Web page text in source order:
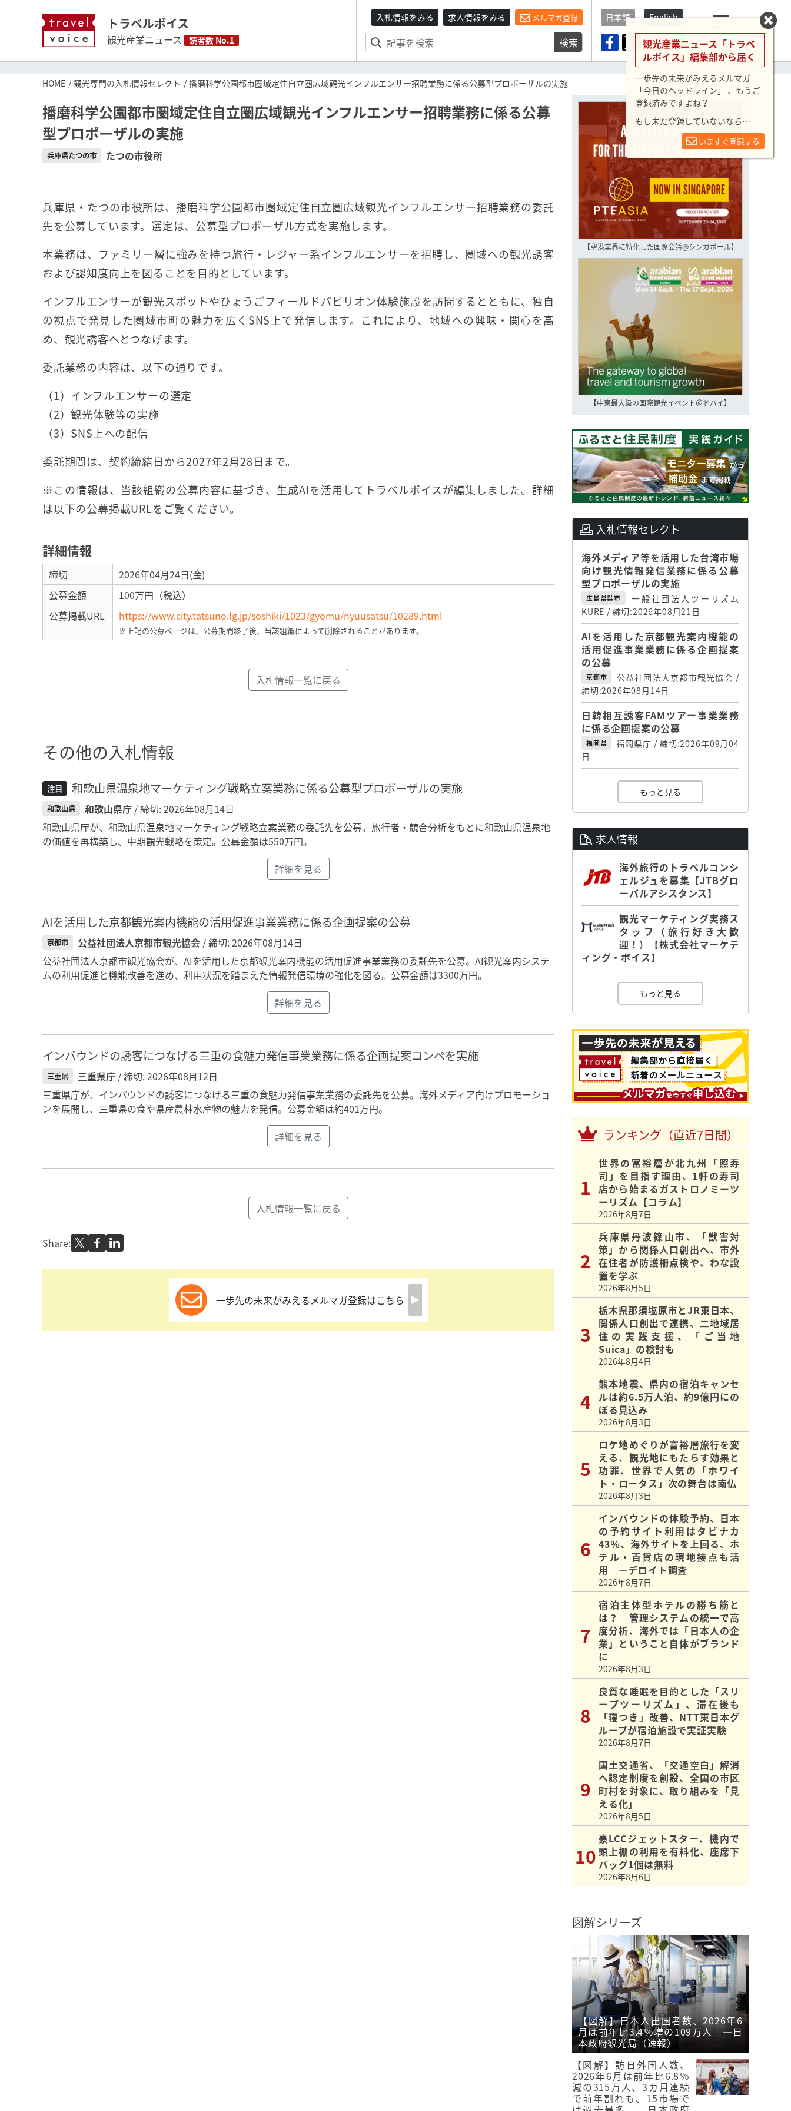
トラベルボイス
観光産業ニュース 読者数 No.1
入札情報をみる 求人情報をみる メルマガ登録
検索
日本語 English
メニュー
HOME 観光専門の入札情報セレクト 播磨科学公園都市圏域定住自立圏広域観光インフルエンサー招聘業務に係る公募型プロポーザルの実施
播磨科学公園都市圏域定住自立圏広域観光インフルエンサー招聘業務に係る公募
型プロポーザルの実施
兵庫県たつの市 たつの市役所
兵庫県・たつの市役所は、播磨科学公園都市圏域定住自立圏広域観光インフルエンサー招聘業務の委託
先を公募しています。選定は、公募型プロポーザル方式を実施します。
本業務は、ファミリー層に強みを持つ旅行・レジャー系インフルエンサーを招聘し、圏域への観光誘客
および認知度向上を図ることを目的としています。
インフルエンサーが観光スポットやひょうごフィールドパビリオン体験施設を訪問するとともに、独自
の視点で発見した圏域市町の魅力を広くSNS上で発信します。これにより、地域への興味・関心を高
め、観光誘客へとつなげます。
委託業務の内容は、以下の通りです。
（1）インフルエンサーの選定
（2）観光体験等の実施
（3）SNS上への配信
委託期間は、契約締結日から2027年2月28日まで。
※この情報は、当該組織の公募内容に基づき、生成AIを活用してトラベルボイスが編集しました。詳細
は以下の公募掲載URLをご覧ください。
詳細情報
締切
2026年04月24日(金)
公募金額
100万円（税込）
公募掲載URL
https://www.city.tatsuno.lg.jp/soshiki/1023/gyomu/nyuusatsu/10289.html
※上記の公募ページは、公募期間終了後、当該組織によって削除されることがあります。
入札情報一覧に戻る
その他の入札情報
注目 和歌山県温泉地マーケティング戦略立案業務に係る公募型プロポーザルの実施
和歌山県 和歌山県庁 / 締切: 2026年08月14日
和歌山県庁が、和歌山県温泉地マーケティング戦略立案業務の委託先を公募。旅行者・競合分析をもとに和歌山県温泉地
の価値を再構築し、中期観光戦略を策定。公募金額は550万円。
詳細を見る
AIを活用した京都観光案内機能の活用促進事業業務に係る企画提案の公募
京都市 公益社団法人京都市観光協会 / 締切: 2026年08月14日
公益社団法人京都市観光協会が、AIを活用した京都観光案内機能の活用促進事業業務の委託先を公募。AI観光案内システ
ムの利用促進と機能改善を進め、利用状況を踏まえた情報発信環境の強化を図る。公募金額は3300万円。
詳細を見る
インバウンドの誘客につなげる三重の食魅力発信事業業務に係る企画提案コンペを実施
三重県 三重県庁 / 締切: 2026年08月12日
三重県庁が、インバウンドの誘客につなげる三重の食魅力発信事業業務の委託先を公募。海外メディア向けプロモーショ
ンを展開し、三重県の食や県産農林水産物の魅力を発信。公募金額は約401万円。
詳細を見る
入札情報一覧に戻る
Share:
一歩先の未来がみえるメルマガ登録はこちら
【空港業界に特化した国際会議@シンガポール】
【中東最大級の国際観光イベント＠ドバイ】
入札情報セレクト
海外メディア等を活用した台湾市場
向け観光情報発信業務に係る公募
型プロポーザルの実施
広島県呉市
一般社団法人ツーリズム
KURE / 締切:2026年08月21日
AIを活用した京都観光案内機能の
活用促進事業業務に係る企画提案
の公募
京都市
公益社団法人京都市観光協会 /
締切:2026年08月14日
日韓相互誘客FAMツアー事業業務
に係る企画提案の公募
福岡県
福岡県庁 / 締切:2026年09月04
日
もっと見る
求人情報
海外旅行のトラベルコンシ
ェルジュを募集【JTBグロ
ーバルアシスタンス】
観光マーケティング実務ス
タッフ（旅行好き大歓
迎！）【株式会社マーケテ
ィング・ボイス】
もっと見る
ランキング（直近7日間）
世界の富裕層が北九州「照寿
司」を目指す理由、1軒の寿司
店から始まるガストロノミーツ
ーリズム【コラム】
2026年8月7日
兵庫県丹波篠山市、「獣害対
策」から関係人口創出へ、市外
在住者が防護柵点検や、わな設
置を学ぶ
2026年8月5日
栃木県那須塩原市とJR東日本、
関係人口創出で連携、二地域居
住の実践支援、「ご当地
Suica」の検討も
2026年8月4日
熊本地震、県内の宿泊キャンセ
ルは約6.5万人泊、約9億円にの
ぼる見込み
2026年8月3日
ロケ地めぐりが富裕層旅行を変
える、観光地にもたらす効果と
功罪、世界で人気の「ホワイ
ト・ロータス」次の舞台は南仏
2026年8月3日
インバウンドの体験予約、日本
の予約サイト利用はタビナカ
43％、海外サイトを上回る、ホ
テル・百貨店の現地接点も活
用 ―デロイト調査
2026年8月7日
宿泊主体型ホテルの勝ち筋と
は？ 管理システムの統一で高
度分析、海外では「日本人の企
業」ということ自体がブランド
に
2026年8月3日
良質な睡眠を目的とした「スリ
ープツーリズム」、滞在後も
「寝つき」改善、NTT東日本グ
ループが宿泊施設で実証実験
2026年8月7日
国土交通省、「交通空白」解消
へ認定制度を創設、全国の市区
町村を対象に、取り組みを「見
える化」
2026年8月5日
豪LCCジェットスター、機内で
頭上棚の利用を有料化、座席下
バッグ1個は無料
2026年8月6日
図解シリーズ
【図解】日本人出国者数、2026年6
月は前年比3.4％増の109万人 ―日
本政府観光局（速報）
【図解】訪日外国人数、
2026年6月は前年比6.8％
減の315万人、3カ月連続
で前年割れも、15市場で
観光産業ニュース「トラベ
ルボイス」編集部から届く
一歩先の未来がみえるメルマガ
「今日のヘッドライン」 、もうご
登録済みですよね？
もし未だ登録していないなら…
いますぐ登録する